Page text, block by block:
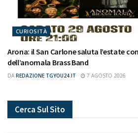
CURIOSITÀ
Arona: il San Carlone saluta l’estate
dell’anomala Brass Band
DA REDAZIONE TGYOU24.IT 7 AGOSTO 2026
Cerca Sul Sito